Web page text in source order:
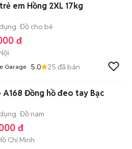
em Hồng 2XL 17kg
Đồ cho bé
đ
Garage 5.0 25 đã bán
A168 Đồng hồ đeo tay Bạc
Đồ nam
đ
Chí Minh